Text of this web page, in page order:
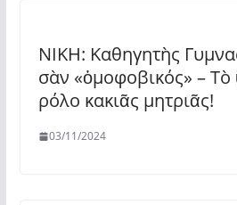
ΝΙΚΗ: Καθηγητὴς
σὰν «ὁμοφοβικός» – Τὸ
ρόλο κακιᾶς μητριᾶς!
03/11/2024